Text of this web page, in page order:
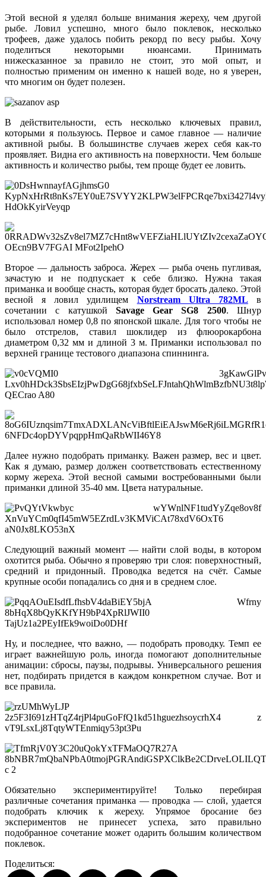
Этой весной я уделял больше внимания жереху, чем другой
рыбе. Ловил успешно, много было поклевок, несколько
трофеев, даже удалось побить рекорд по весу рыбы. Хочу
поделиться некоторыми нюансами. Принимать
нижесказанное за правило не стоит, это мой опыт, и
полностью применим он именно к нашей воде, но я уверен,
что многим он будет полезен.
В действительности, есть несколько ключевых правил,
которыми я пользуюсь. Первое и самое главное — наличие
активной рыбы. В большинстве случаев жерех себя как-то
проявляет. Видна его активность на поверхности. Чем больше
активность и количество рыбы, тем проще будет ее ловить.
Второе — дальность заброса. Жерех — рыба очень пугливая,
зачастую и не подпускает к себе близко. Нужна такая
приманка и вообще снасть, которая будет бросать далеко. Этой
весной я ловил удилищем Norstream Ultra 782ML в
сочетании с катушкой Savage Gear SG8 2500. Шнур
использовал номер 0,8 по японской шкале. Для того чтобы не
было отстрелов, ставил шоклидер из флюорокарбона
диаметром 0,32 мм и длиной 3 м. Приманки использовал по
верхней границе тестового диапазона спиннинга.
Далее нужно подобрать приманку. Важен размер, вес и цвет.
Как я думаю, размер должен соответствовать естественному
корму жереха. Этой весной самыми востребованными были
приманки длиной 35-40 мм. Цвета натуральные.
Следующий важный момент — найти слой воды, в котором
охотится рыба. Обычно я проверяю три слоя: поверхностный,
средний и придонный. Проводка ведется на счёт. Самые
крупные особи попадались со дня и в среднем слое.
Ну, и последнее, что важно, — подобрать проводку. Темп ее
играет важнейшую роль, иногда помогают дополнительные
анимации: сбросы, паузы, подрывы. Универсального решения
нет, подбирать придется в каждом конкретном случае. Вот и
все правила.
Обязательно экспериментируйте! Только перебирая
различные сочетания приманка — проводка — слой, удается
подобрать ключик к жереху. Упрямое бросание без
экспериментов не принесет успеха, зато правильно
подобранное сочетание может одарить большим количеством
поклевок.
Поделиться: